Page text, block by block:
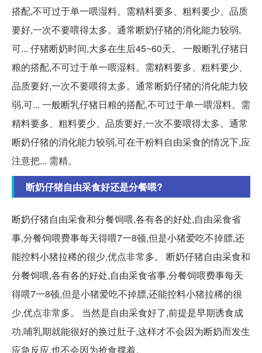
搭配,不可过于单一喂湿料。需精料要多、粗料要少、品质
要好,一次不要喂得太多。通常断奶仔猪的消化能力较弱,
可... 仔猪断奶时间,大多在生后45~60天。 一般断乳仔猪日
粮的搭配,不可过于单一喂湿料。需精料要多、粗料要少、
品质要好,一次不要喂得太多。通常断奶仔猪的消化能力较
弱,可... 一般断乳仔猪日粮的搭配,不可过于单一喂湿料。需
精料要多、粗料要少、品质要好,一次不要喂得太多。通常
断奶仔猪的消化能力较弱,可在干粉料自由采食的情况下,应
注意把... 需精。
断奶仔猪自由采食好还是分餐喂?
断奶仔猪自由采食和分餐饲喂,各有各的好处,自由采食省
事,分餐饲喂费事每天得喂7一8顿,但是小猪爱吃不掉膘,还
能控料小猪拉稀的很少,优点非常多。 断奶仔猪自由采食和
分餐饲喂,各有各的好处,自由采食省事,分餐饲喂费事每天
得喂7一8顿,但是小猪爱吃不掉膘,还能控料小猪拉稀的很
少,优点非常多。 当然是自由采食好了,前提是早期诱食成
功,哺乳期就能很好的换过肚子,这样才不会因为断奶而发生
应急反应,也不会因为抢食撑着。